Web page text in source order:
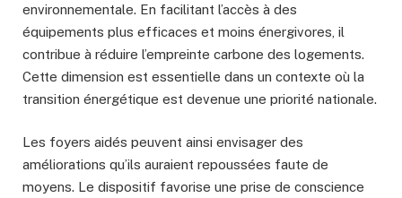
environnementale. En facilitant l’accès à des
équipements plus efficaces et moins énergivores, il
contribue à réduire l’empreinte carbone des logements.
Cette dimension est essentielle dans un contexte où la
transition énergétique est devenue une priorité nationale.
Les foyers aidés peuvent ainsi envisager des
améliorations qu’ils auraient repoussées faute de
moyens. Le dispositif favorise une prise de conscience